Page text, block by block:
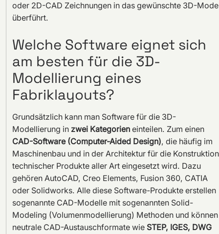
oder 2D-CAD Zeichnungen in das gewünschte 3D-
überführt.
Welche Software eignet sich
am besten für die 3D-
Modellierung eines
Fabriklayouts?
Grundsätzlich kann man Software für die 3D-
Modellierung in zwei Kategorieneinteilen. Zum einen
CAD-Software (Computer-Aided Design), die häufig im
Maschinenbau und in der Architektur für die Konstruktion
technischer Produkte aller Art eingesetzt wird. Dazu
gehören AutoCAD, Creo Elements, Fusion 360, CATIA
oder Solidworks. Alle diese Software-Produkte erstellen
sogenannte CAD-Modelle mit sogenannten Solid-
Modeling (Volumenmodellierung) Methoden und können
neutrale CAD-Austauschformate wie STEP, IGES, DWG